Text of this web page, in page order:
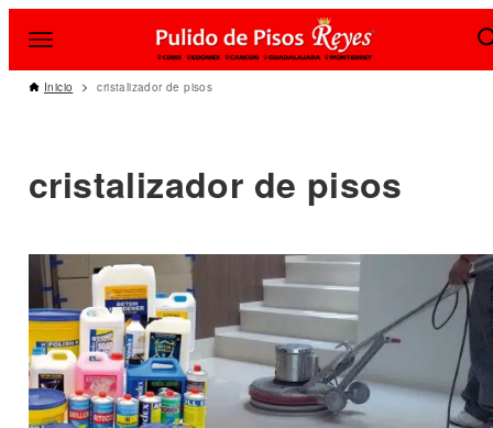
Inicio cristalizador de pisos
cristalizador de pisos